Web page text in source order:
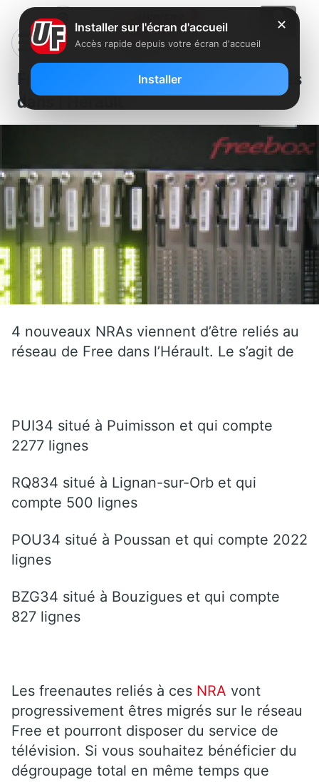
Free : 4 nouveaux NRA dégroupés
dans l’Hérault
4 nouveaux NRAs viennent d’être reliés au
réseau de Free dans l’Hérault. Le s’agit de
PUI34 situé à Puimisson et qui compte
2277 lignes
RQ834 situé à Lignan-sur-Orb et qui
compte 500 lignes
POU34 situé à Poussan et qui compte 2022
lignes
BZG34 situé à Bouzigues et qui compte
827 lignes
Les freenautes reliés à ces NRA vont
progressivement êtres migrés sur le réseau
Free et pourront disposer du service de
télévision. Si vous souhaitez bénéficier du
dégroupage total en même temps que
✕
Installer sur l'écran d'accueil
Accès rapide depuis votre écran d'accueil
Installer